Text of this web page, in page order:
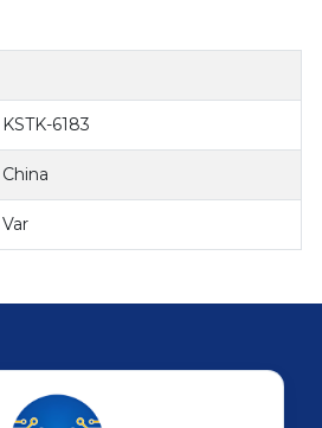
KSTK-6183
China
Var